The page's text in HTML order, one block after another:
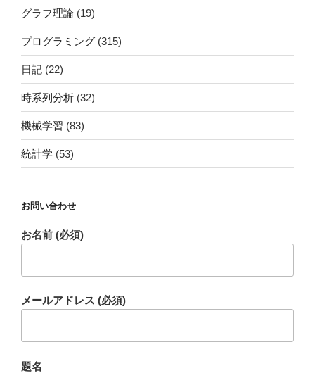
グラフ理論 (19)
プログラミング (315)
日記 (22)
時系列分析 (32)
機械学習 (83)
統計学 (53)
お問い合わせ
お名前 (必須)
メールアドレス (必須)
題名